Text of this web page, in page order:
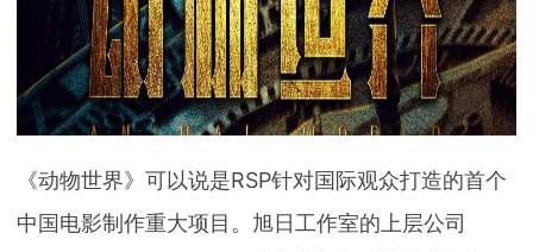
《动物世界》可以说是RSP针对国际观众打造的首个
中国电影制作重大项目。旭日工作室的上层公司